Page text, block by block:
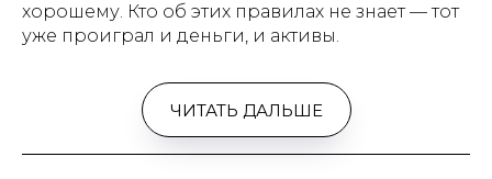
хорошему. Кто об этих правилах не знает — тот
уже проиграл и деньги, и активы.
ЧИТАТЬ ДАЛЬШЕ